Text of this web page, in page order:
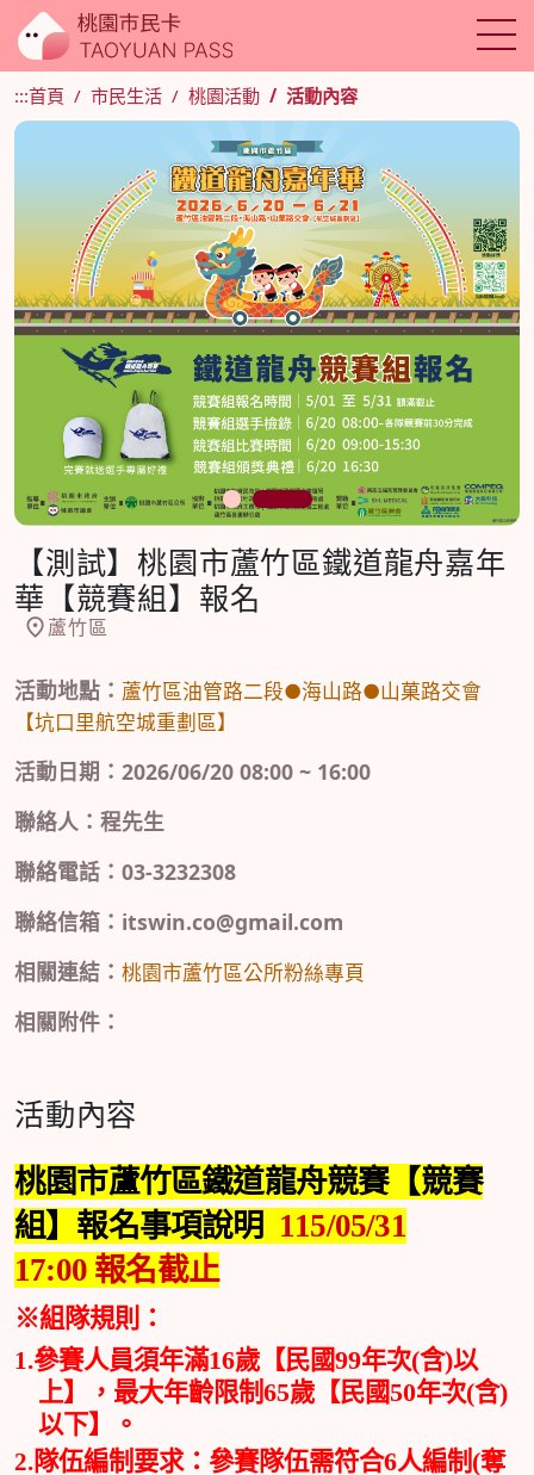
:::首頁 市民生活 桃園活動 活動內容
1 2
【測試】桃園市蘆竹區鐵道龍舟嘉年
華【競賽組】報名
蘆竹區
活動地點： 蘆竹區油管路二段●海山路●山菓路交會
【坑口里航空城重劃區】
活動日期：2026/06/20 08:00 ~ 16:00
聯絡人：程先生
聯絡電話：03-3232308
聯絡信箱：itswin.co@gmail.com
相關連結： 桃園市蘆竹區公所粉絲專頁
相關附件：
活動內容
桃園市蘆竹區鐵道龍舟競賽【競賽
組】報名事項說明 115/05/31
17:00 報名截止
※組隊規則：
1.參賽人員須年滿16歲【民國99年次(含)以
上】，最大年齡限制65歲【民國50年次(含)
以下】。
2.隊伍編制要求：參賽隊伍需符合6人編制 (奪